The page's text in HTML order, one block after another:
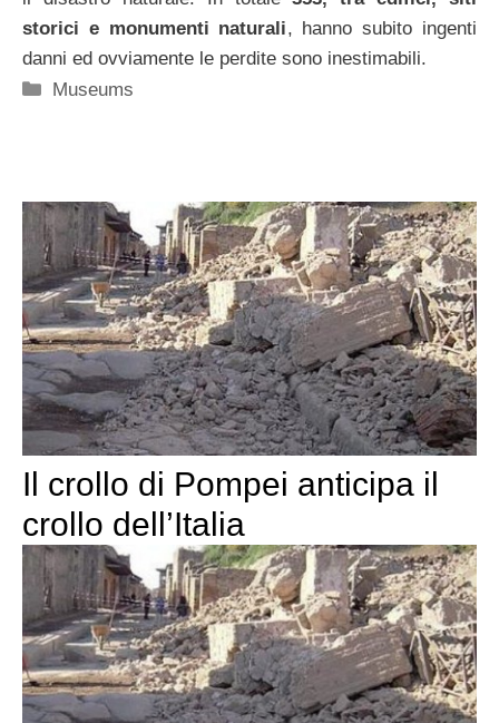
storici e monumenti naturali, hanno subito ingenti
danni ed ovviamente le perdite sono inestimabili.
Categorie
Museums
Il crollo di Pompei anticipa il
crollo dell’Italia